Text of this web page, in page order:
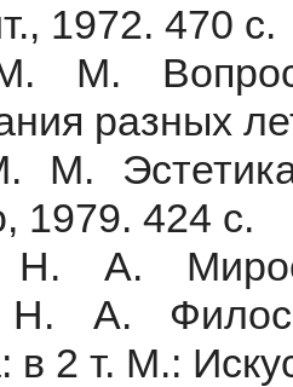
1972. 470 с.
М.
разных
М.
1979. 424 с.
Н. А.
Н. А.
в 2 т. М.: